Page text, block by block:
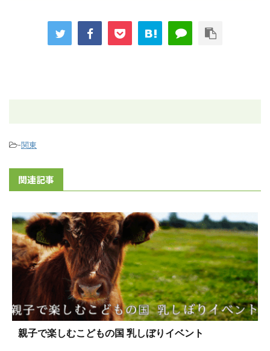
-関東
関連記事
親子で楽しむこどもの国 乳しぼりイベント